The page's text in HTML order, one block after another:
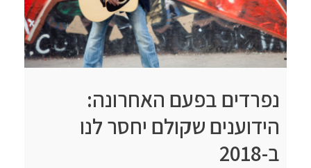
נפרדים בפעם האחרונה:
הידוענים שקולם יחסר לנו
ב-2018